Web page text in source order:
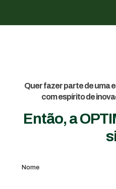
Quer fazer parte de uma
com espírito de
Então, a
Nome